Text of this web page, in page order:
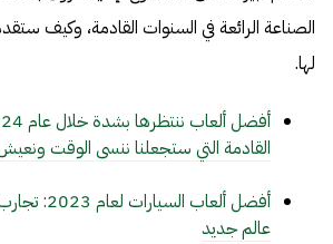
الصناعة الرائعة في السنوات القادمة، وكيف
لها.
القادمة التي ستجعلنا ننسى الوقت
أفضل ألعاب
عالم جديد